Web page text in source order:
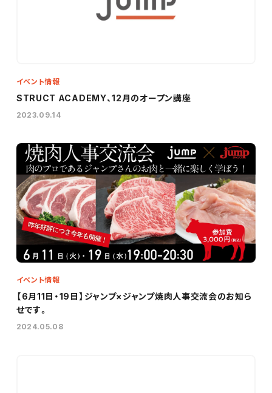
イベント情報
STRUCT ACADEMY、12月のオープン講座
2023.09.14
イベント情報
【6月11日・19日】ジャンプ×ジャンプ焼肉人事交流会のお知ら
せです。
2024.05.08